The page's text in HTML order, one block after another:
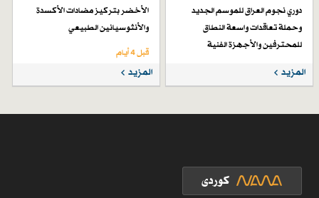
دوري نجوم العراق للموسم الجديد
وحملة تعاقدات واسعة النطاق
للمحترفين والأجهزة الفنية
قبل 4 أيام
المزيد
الأخضر بتركيز مضادات الأكسدة
والأنثوسيانين الطبيعي
قبل 4 أيام
المزيد